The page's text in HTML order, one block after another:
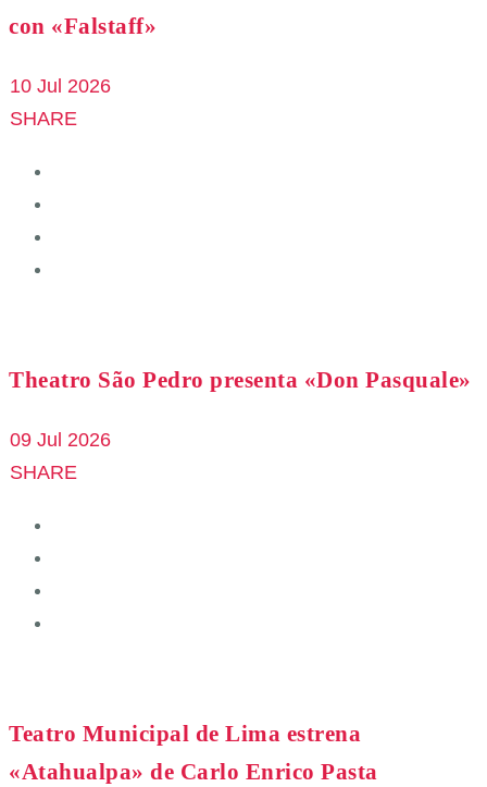
con «Falstaff»
10 Jul 2026
SHARE
Theatro São Pedro presenta «Don Pasquale»
09 Jul 2026
SHARE
Teatro Municipal de Lima estrena
«Atahualpa» de Carlo Enrico Pasta